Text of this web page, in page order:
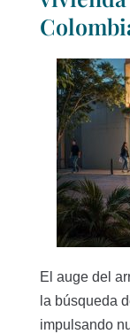
El auge del
la búsqueda
impulsando